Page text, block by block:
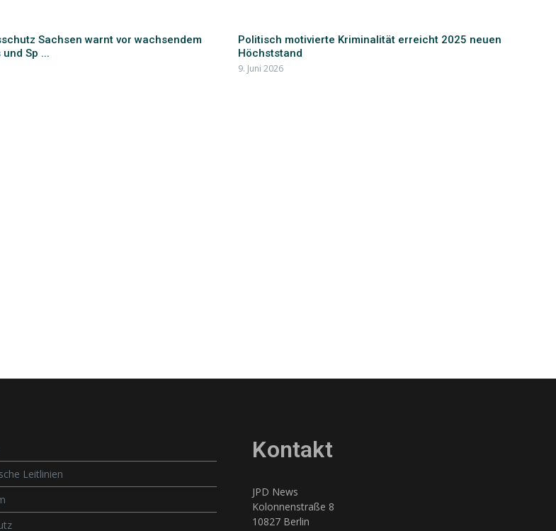
Sachsen warnt vor wachsendem
Sp ...
Politisch motivierte Kriminalität erreicht 2025 neuen
Höchststand
9. Juni 2026
Leitlinien
Kontakt
JPD News
Kolonnenstraße 8
10827 Berlin